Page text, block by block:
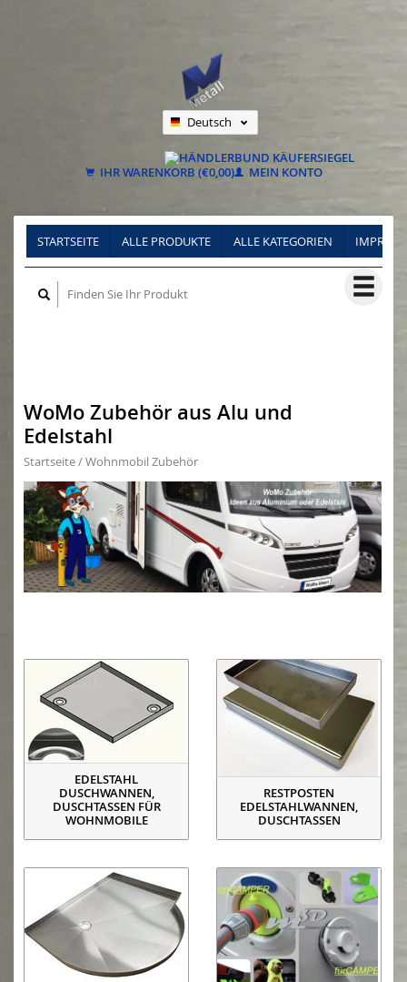
Deutsch
Français
IHR WARENKORB (€0,00) MEIN KONTO
STARTSEITE ALLE PRODUKTE ALLE KATEGORIEN
WoMo Zubehör aus Alu und
Edelstahl
Startseite/Wohnmobil Zubehör
EDELSTAHL
DUSCHWANNEN,
DUSCHTASSEN FÜR
WOHNMOBILE
RESTPOSTEN
EDELSTAHLWANNEN,
DUSCHTASSEN